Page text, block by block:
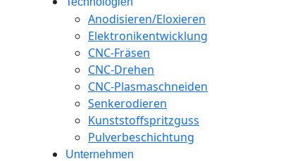
Anodisieren/Eloxieren
Elektronikentwicklung
CNC-Fräsen
CNC-Drehen
CNC-Plasmaschneiden
Senkerodieren
Kunststoffspritzguss
Pulverbeschichtung
Unternehmen